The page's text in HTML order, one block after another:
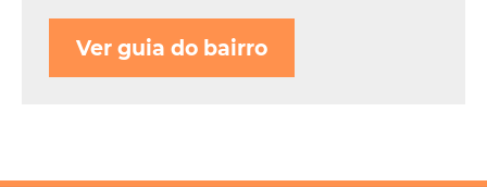
Ver guia do bairro